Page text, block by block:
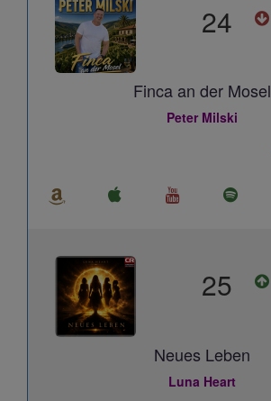
24
Finca an der Mosel
Peter Milski
25
Neues Leben
Luna Heart